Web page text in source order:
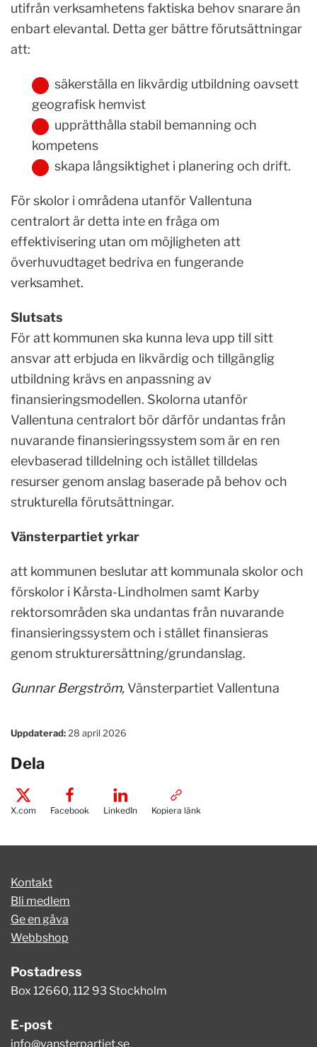
utifrån verksamhetens faktiska behov snarare än
enbart elevantal. Detta ger bättre förutsättningar
att:
säkerställa en likvärdig utbildning oavsett
geografisk hemvist
upprätthålla stabil bemanning och
kompetens
skapa långsiktighet i planering och drift.
För skolor i områdena utanför Vallentuna
centralort är detta inte en fråga om
effektivisering utan om möjligheten att
överhuvudtaget bedriva en fungerande
verksamhet.
Slutsats
För att kommunen ska kunna leva upp till sitt
ansvar att erbjuda en likvärdig och tillgänglig
utbildning krävs en anpassning av
finansieringsmodellen. Skolorna utanför
Vallentuna centralort bör därför undantas från
nuvarande finansieringssystem som är en ren
elevbaserad tilldelning och istället tilldelas
resurser genom anslag baserade på behov och
strukturella förutsättningar.
Vänsterpartiet yrkar
att kommunen beslutar att kommunala skolor och
förskolor i Kårsta-Lindholmen samt Karby
rektorsområden ska undantas från nuvarande
finansieringssystem och i stället finansieras
genom strukturersättning/grundanslag.
Gunnar Bergström, Vänsterpartiet Vallentuna
Uppdaterad: 28 april 2026
Dela
X.com Facebook LinkedIn Kopiera länk
Kontakt
Bli medlem
Ge en gåva
Webbshop
Postadress
Box 12660, 112 93 Stockholm
E-post
info@vansterpartiet.se